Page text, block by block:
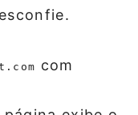
com